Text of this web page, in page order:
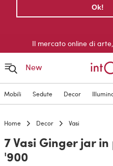
Ok!
Il mercato online di
New
Mobili Sedute Decor
Home Decor Vasi
7 Vasi Ginger jar
'900